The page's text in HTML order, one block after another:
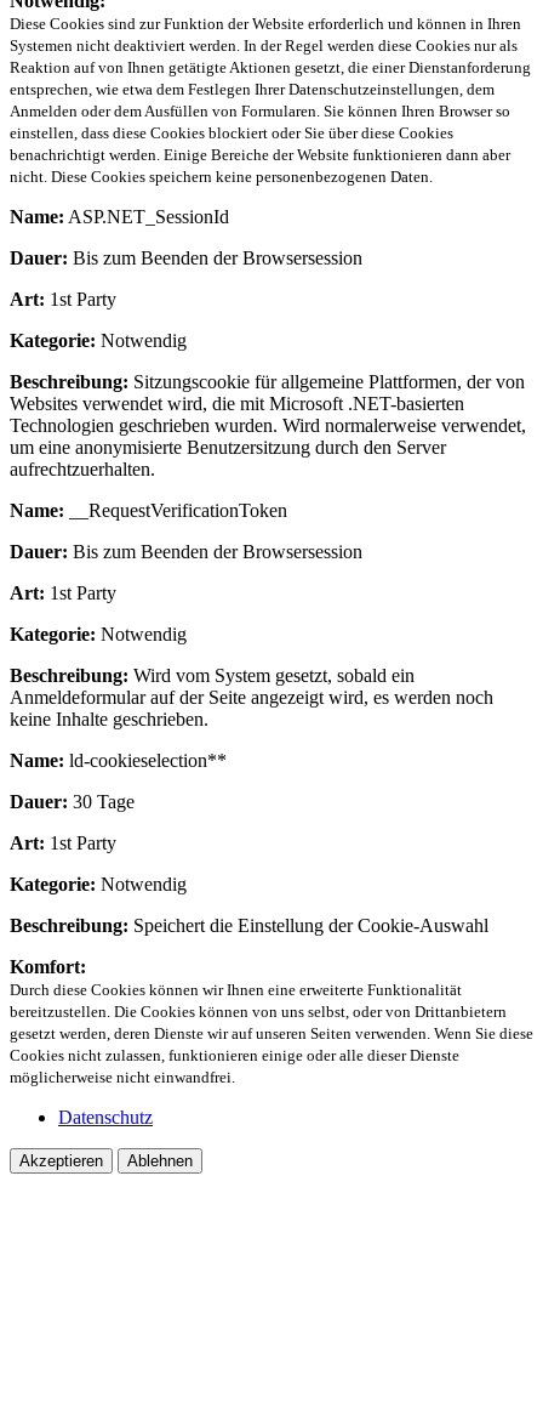
Diese Cookies sind zur Funktion der Website erforderlich und können in Ihren
Systemen nicht deaktiviert werden. In der Regel werden diese Cookies nur als
Reaktion auf von Ihnen getätigte Aktionen gesetzt, die einer Dienstanforderung
entsprechen, wie etwa dem Festlegen Ihrer Datenschutzeinstellungen, dem
Anmelden oder dem Ausfüllen von Formularen. Sie können Ihren Browser so
einstellen, dass diese Cookies blockiert oder Sie über diese Cookies
benachrichtigt werden. Einige Bereiche der Website funktionieren dann aber
nicht. Diese Cookies speichern keine personenbezogenen Daten.
Name: ASP.NET_SessionId
Dauer: Bis zum Beenden der Browsersession
Art: 1st Party
Kategorie: Notwendig
Beschreibung: Sitzungscookie für allgemeine Plattformen, der von
Websites verwendet wird, die mit Microsoft .NET-basierten
Technologien geschrieben wurden. Wird normalerweise verwendet,
um eine anonymisierte Benutzersitzung durch den Server
aufrechtzuerhalten.
Name: __RequestVerificationToken
Dauer: Bis zum Beenden der Browsersession
Art: 1st Party
Kategorie: Notwendig
Beschreibung: Wird vom System gesetzt, sobald ein
Anmeldeformular auf der Seite angezeigt wird, es werden noch
keine Inhalte geschrieben.
Name: ld-cookieselection**
Dauer: 30 Tage
Art: 1st Party
Kategorie: Notwendig
Beschreibung: Speichert die Einstellung der Cookie-Auswahl
Komfort:
Durch diese Cookies können wir Ihnen eine erweiterte Funktionalität
bereitzustellen. Die Cookies können von uns selbst, oder von Drittanbietern
gesetzt werden, deren Dienste wir auf unseren Seiten verwenden. Wenn Sie diese
Cookies nicht zulassen, funktionieren einige oder alle dieser Dienste
möglicherweise nicht einwandfrei.
Datenschutz
Akzeptieren Ablehnen